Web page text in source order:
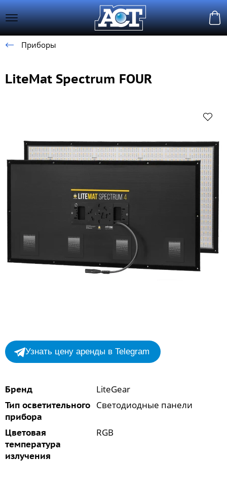
Приборы
LiteMat Spectrum FOUR
Узнать цену аренды в Telegram
Бренд LiteGear
Тип осветительного
прибора
Светодиодные панели
Цветовая
температура
излучения
RGB